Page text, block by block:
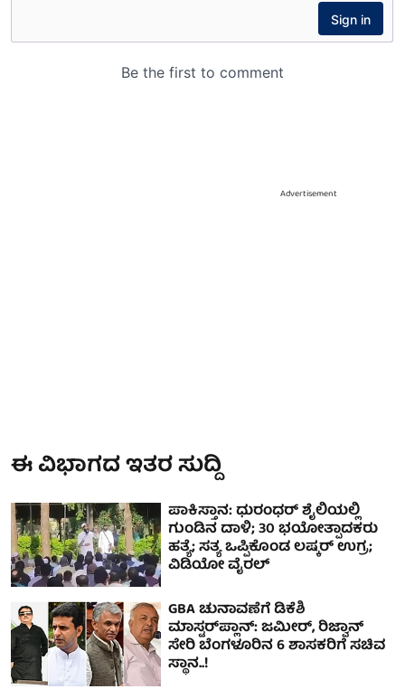
Advertisement
ಈ ವಿಭಾಗದ ಇತರ ಸುದ್ದಿ
ಪಾಕಿಸ್ತಾನ: ಧುರಂಧರ್ ಶೈಲಿಯಲ್ಲಿ
ಗುಂಡಿನ ದಾಳಿ; 30 ಭಯೋತ್ಪಾದಕರು
ಹತ್ಯೆ; ಸತ್ಯ ಒಪ್ಪಿಕೊಂಡ ಲಷ್ಕರ್ ಉಗ್ರ;
ವಿಡಿಯೋ ವೈರಲ್
GBA ಚುನಾವಣೆಗೆ ಡಿಕೆಶಿ
ಮಾಸ್ಟರ್‌ಪ್ಲಾನ್: ಜಮೀರ್, ರಿಜ್ವಾನ್
ಸೇರಿ ಬೆಂಗಳೂರಿನ 6 ಶಾಸಕರಿಗೆ ಸಚಿವ
ಸ್ಥಾನ..!